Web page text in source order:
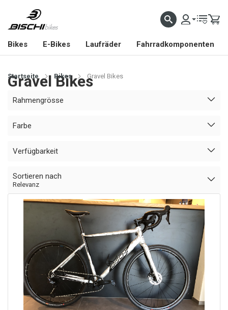
Bikes E-Bikes Laufräder Fahrradkomponenten
Startseite Bikes Gravel Bikes
Gravel Bikes
Rahmengrösse
Farbe
Verfügbarkeit
Sortieren nach
Relevanz